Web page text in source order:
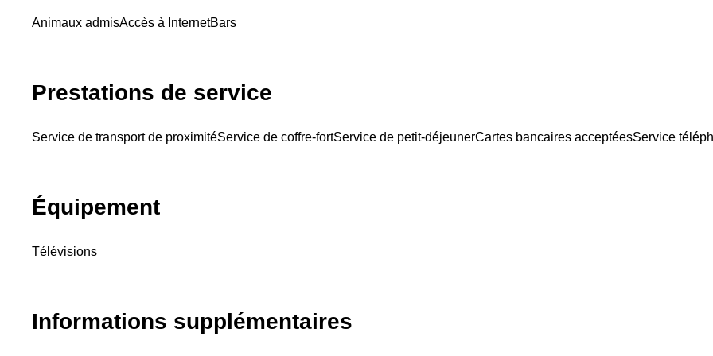
Animaux admisAccès à InternetBars
Prestations de service
Service de transport de proximitéService de coffre-fortService de petit-déjeunerCartes bancaires acceptéesService
Équipement
Télévisions
Informations supplémentaires